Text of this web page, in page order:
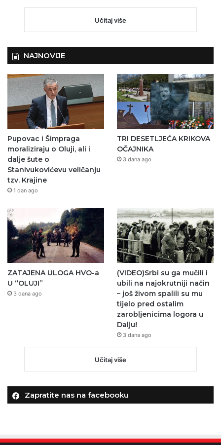
Učitaj više
NAJNOVIJE
Pupovac i Šimpraga
moraliziraju o Oluji, ali i
dalje šute o
Stanivukovićevu veličanju
tzv. Krajine
1 dan ago
TRI DESETLJEĆA KRIKOVA
OČAJNIKA
3 dana ago
ZATAJENA ULOGA HVO-a
U “OLUJI”
3 dana ago
(VIDEO)Srbi su ga mučili i
ubili na najokrutniji način
– još živom spalili su mu
tijelo pred ostalim
zarobljenicima logora u
Dalju!
3 dana ago
Učitaj više
Zapratite nas na facebooku